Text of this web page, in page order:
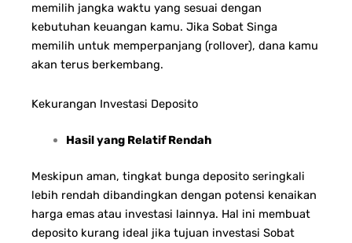
memilih jangka waktu yang sesuai dengan
kebutuhan keuangan kamu. Jika Sobat Singa
memilih untuk memperpanjang (rollover), dana kamu
akan terus berkembang.
Kekurangan Investasi Deposito
Hasil yang Relatif Rendah
Meskipun aman, tingkat bunga deposito seringkali
lebih rendah dibandingkan dengan potensi kenaikan
harga emas atau investasi lainnya. Hal ini membuat
deposito kurang ideal jika tujuan investasi Sobat